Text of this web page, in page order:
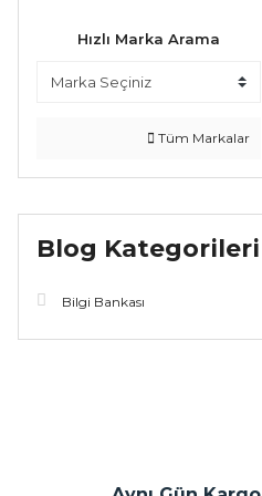
Hızlı Marka Arama
Tüm Markalar
Blog Kategorileri
Bilgi Bankası